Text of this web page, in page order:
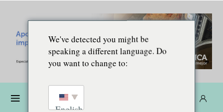
We've detected you might be
speaking a different language. Do
you want to change to:
English